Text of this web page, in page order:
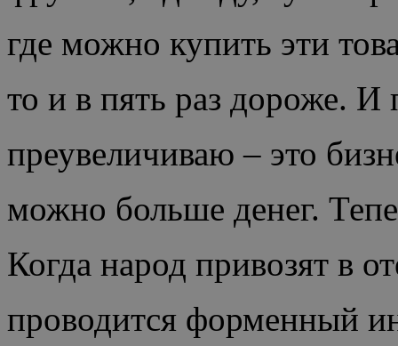
где можно купить эти
то и в пять раз дороже. И
преувеличиваю – это
можно больше денег.
Когда народ привозят в
проводится форменный